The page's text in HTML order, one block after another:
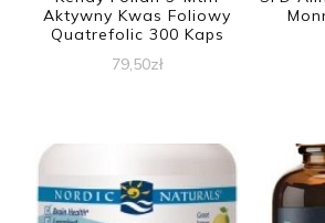
Aktywny Kwas Foliowy
Quatrefolic 300 Kaps
79,50zł